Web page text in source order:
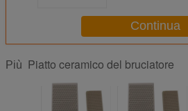
Continua
Più Piatto ceramico del bruciatore